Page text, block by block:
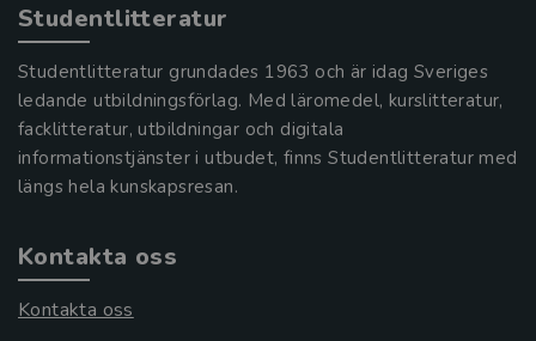
Studentlitteratur
Studentlitteratur grundades 1963 och är idag Sveriges
ledande utbildningsförlag. Med läromedel, kurslitteratur,
facklitteratur, utbildningar och digitala
informationstjänster i utbudet, finns Studentlitteratur med
längs hela kunskapsresan.
Kontakta oss
Kontakta oss